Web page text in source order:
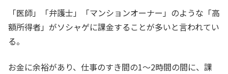
「医師」「弁護士」「マンションオーナー」のような「高
額所得者」がソシャゲに課金することが多いと言われてい
る。
お金に余裕があり、仕事のすき間の1～2時間の間に、課